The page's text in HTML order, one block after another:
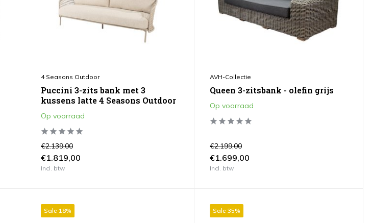
4 Seasons Outdoor
Puccini 3-zits bank met 3
kussens latte 4 Seasons Outdoor
Op voorraad
€2.139,00
€1.819,00
Incl. btw
AVH-Collectie
Queen 3-zitsbank - olefin grijs
Op voorraad
€2.199,00
€1.699,00
Incl. btw
Sale 18% Sale 35%